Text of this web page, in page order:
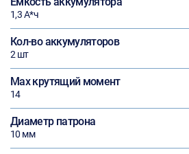
1,3 А*ч
Кол-во аккумуляторов
2 шт
Max крутящий момент
14
Диаметр патрона
10 мм